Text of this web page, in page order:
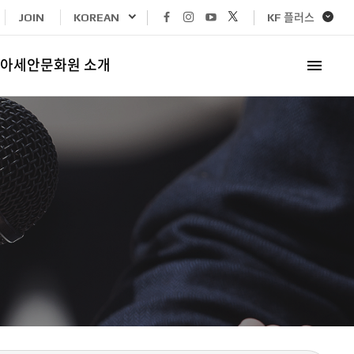
JOIN KOREAN
페이스북
바로가기
인스타그램
바로가기
유튜브
바로가기
바로가기
KF 플러스
아세안문화원 소개